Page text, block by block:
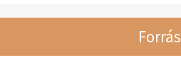
Forrás